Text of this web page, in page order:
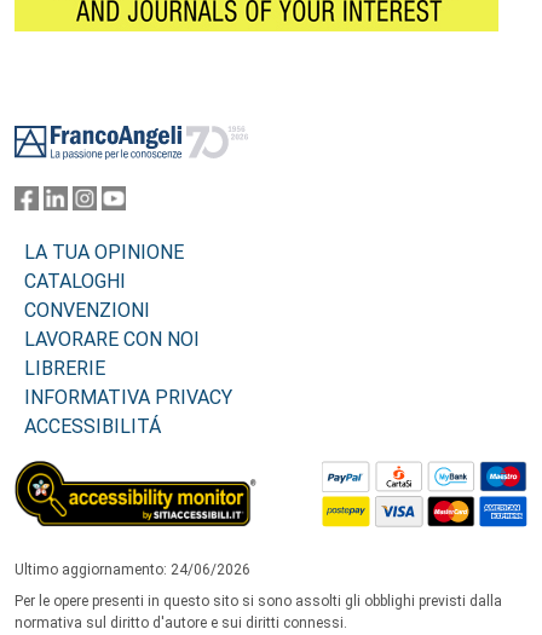
LA TUA OPINIONE
CATALOGHI
CONVENZIONI
LAVORARE CON NOI
LIBRERIE
INFORMATIVA PRIVACY
ACCESSIBILITÁ
Ultimo aggiornamento: 24/06/2026
Per le opere presenti in questo sito si sono assolti gli obblighi previsti dalla
normativa sul diritto d'autore e sui diritti connessi.